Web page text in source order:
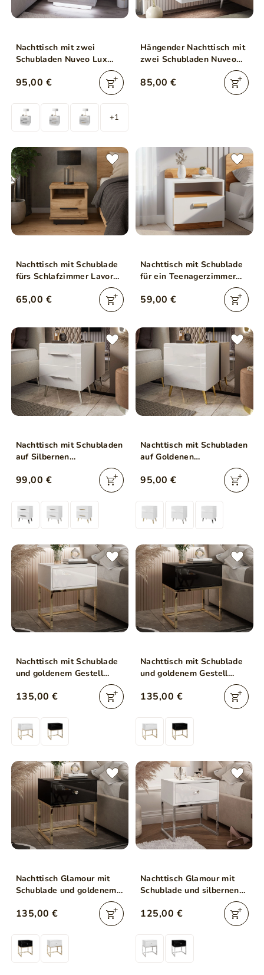
Nachttisch mit zwei
Schubladen Nuveo Lux
95,00 €
+1
Hängender Nachttisch mit
zwei Schubladen Nuveo
85,00 €
Nachttisch mit Schublade
fürs Schlafzimmer Lavore
Wotan Eiche, Schwarz
matt
65,00 €
Nachttisch mit Schublade
für ein Teenagerzimmer
Lindo Weiß, Nash Eiche
59,00 €
Nachttisch mit Schubladen
auf Silbernen
Metallbeinen Noaé Lux
99,00 €
Nachttisch mit Schubladen
auf Goldenen
Metallbeinen Noaé Lux
95,00 €
Nachttisch mit Schublade
und goldenem Gestell
Brisa Weiß Hochglanz
135,00 €
Nachttisch mit Schublade
und goldenem Gestell
Brisa Weiß Hochglanz
135,00 €
Nachttisch Glamour mit
Schublade und goldenem
Gestell Brisa Schwarz
Hochglanz
135,00 €
Nachttisch Glamour mit
Schublade und silbernen
Hochglanz
125,00 €